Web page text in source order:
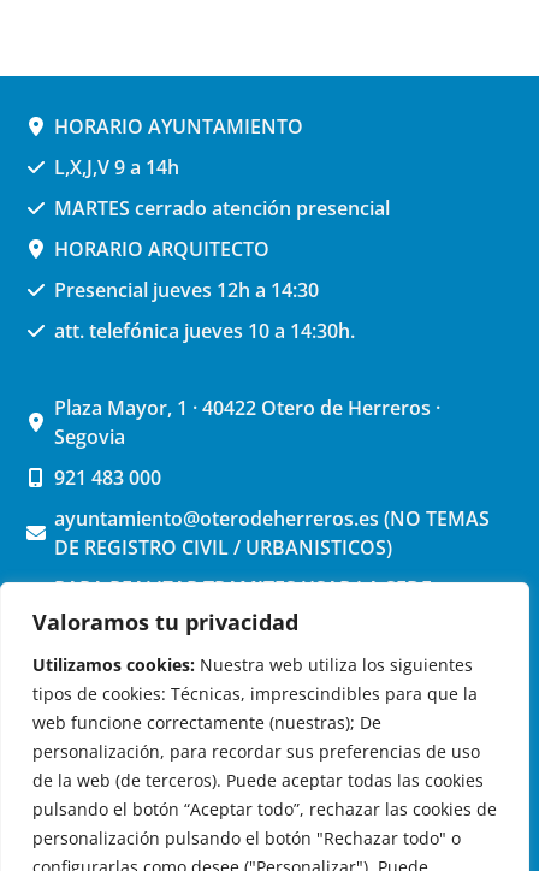
Valoramos tu privacidad
Utilizamos cookies: Nuestra web utiliza los siguientes
tipos de cookies: Técnicas, imprescindibles para que la
web funcione correctamente (nuestras); De
personalización, para recordar sus preferencias de uso
de la web (de terceros). Puede aceptar todas las cookies
pulsando el botón “Aceptar todo”, rechazar las cookies de
personalización pulsando el botón "Rechazar todo" o
HORARIO AYUNTAMIENTO
L,X,J,V 9 a 14h
MARTES cerrado atención presencial
HORARIO ARQUITECTO
Presencial jueves 12h a 14:30
att. telefónica jueves 10 a 14:30h.
Plaza Mayor, 1 · 40422 Otero de Herreros ·
Segovia
921 483 000
ayuntamiento@oterodeherreros.es (NO TEMAS
DE REGISTRO CIVIL / URBANISTICOS)
PARA REALIZAR TRAMITES USAR LA SEDE
ELECTRONICA (pinchar aquí)
OTERO DE HERREROS EN LAS REDES